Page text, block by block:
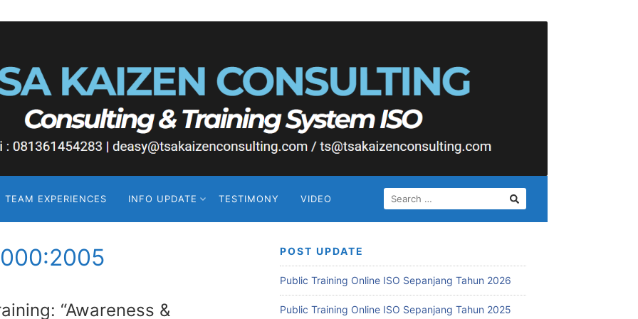
TEAM EXPERIENCES INFO UPDATE TESTIMONY VIDEO
SEARCH
FOR:
“Awareness &
POST UPDATE
Public Training Online ISO Sepanjang Tahun 2026
Public Training Online ISO Sepanjang Tahun 2025